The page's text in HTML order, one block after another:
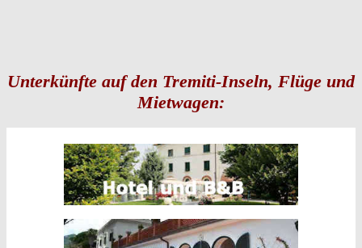
Unterkünfte auf den Tremiti-Inseln, Flüge und
Mietwagen: